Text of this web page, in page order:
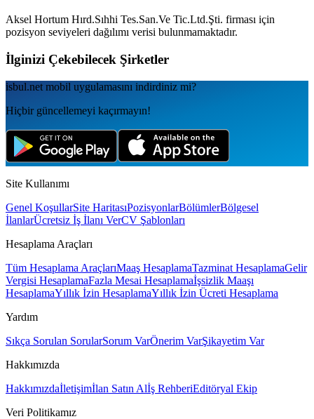
Aksel Hortum Hırd.Sıhhi Tes.San.Ve Tic.Ltd.Şti. firması için
pozisyon seviyeleri dağılımı verisi bulunmamaktadır.
İlginizi Çekebilecek Şirketler
isbul.net mobil uygulamаsını indirdiniz mi?
Hiçbir güncellemeyi kaçırmayın!
Site Kullanımı
Genel KoşullarSite HaritasıPozisyonlarBölümlerBölgesel
İlanlarÜcretsiz İş İlanı VerCV Şablonları
Hesaplama Araçları
Tüm Hesaplama AraçlarıMaaş HesaplamaTazminat HesaplamaGelir
Vergisi HesaplamaFazla Mesai Hesaplamaİşsizlik Maaşı
HesaplamaYıllık İzin HesaplamaYıllık İzin Ücreti Hesaplama
Yardım
Sıkça Sorulan SorularSorum VarÖnerim VarŞikayetim Var
Hakkımızda
Hakkımızdaİletişimİlan Satın Alİş RehberiEditöryal Ekip
Veri Politikamız